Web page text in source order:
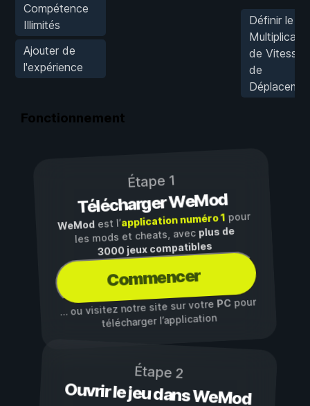
Compétence
Illimités
Ajouter de
l'expérience
Définir le
de Vitesse
de
Fonctionnement
Étape 1
Télécharger WeMod
WeModest l’application numéro 1pour
les mods et cheats, avec plus de
3000 jeux compatibles
Commencer
… ou visitez notre site sur votre PCpour
télécharger l’application
Étape 2
Ouvrir le jeu dans WeMod